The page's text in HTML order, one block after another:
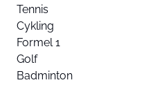
Tennis
Cykling
Formel 1
Golf
Badminton